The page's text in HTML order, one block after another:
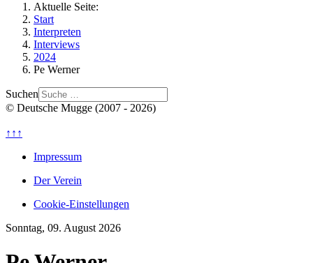
Aktuelle Seite:
Start
Interpreten
Interviews
2024
Pe Werner
Suchen
© Deutsche Mugge (2007 - 2026)
↑↑↑
Impressum
Der Verein
Cookie-Einstellungen
Sonntag, 09. August 2026